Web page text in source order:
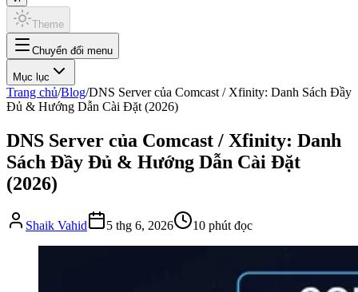
Theme
Chuyển đổi menu
Mục lục
Trang chủ/Blog/DNS Server của Comcast / Xfinity: Danh Sách Đầy
Đủ & Hướng Dẫn Cài Đặt (2026)
DNS Server của Comcast / Xfinity: Danh
Sách Đầy Đủ & Hướng Dẫn Cài Đặt
(2026)
Shaik Vahid 5 thg 6, 2026 10 phút đọc